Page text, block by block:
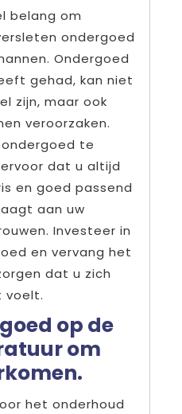
belang om
ondergoed
Ondergoed
gehad, kan niet
zijn, maar ook
veroorzaken.
te
dat u altijd
en goed passend
aan uw
Investeer in
en vervang het
dat u zich
voelt.
op de
om
het onderhoud